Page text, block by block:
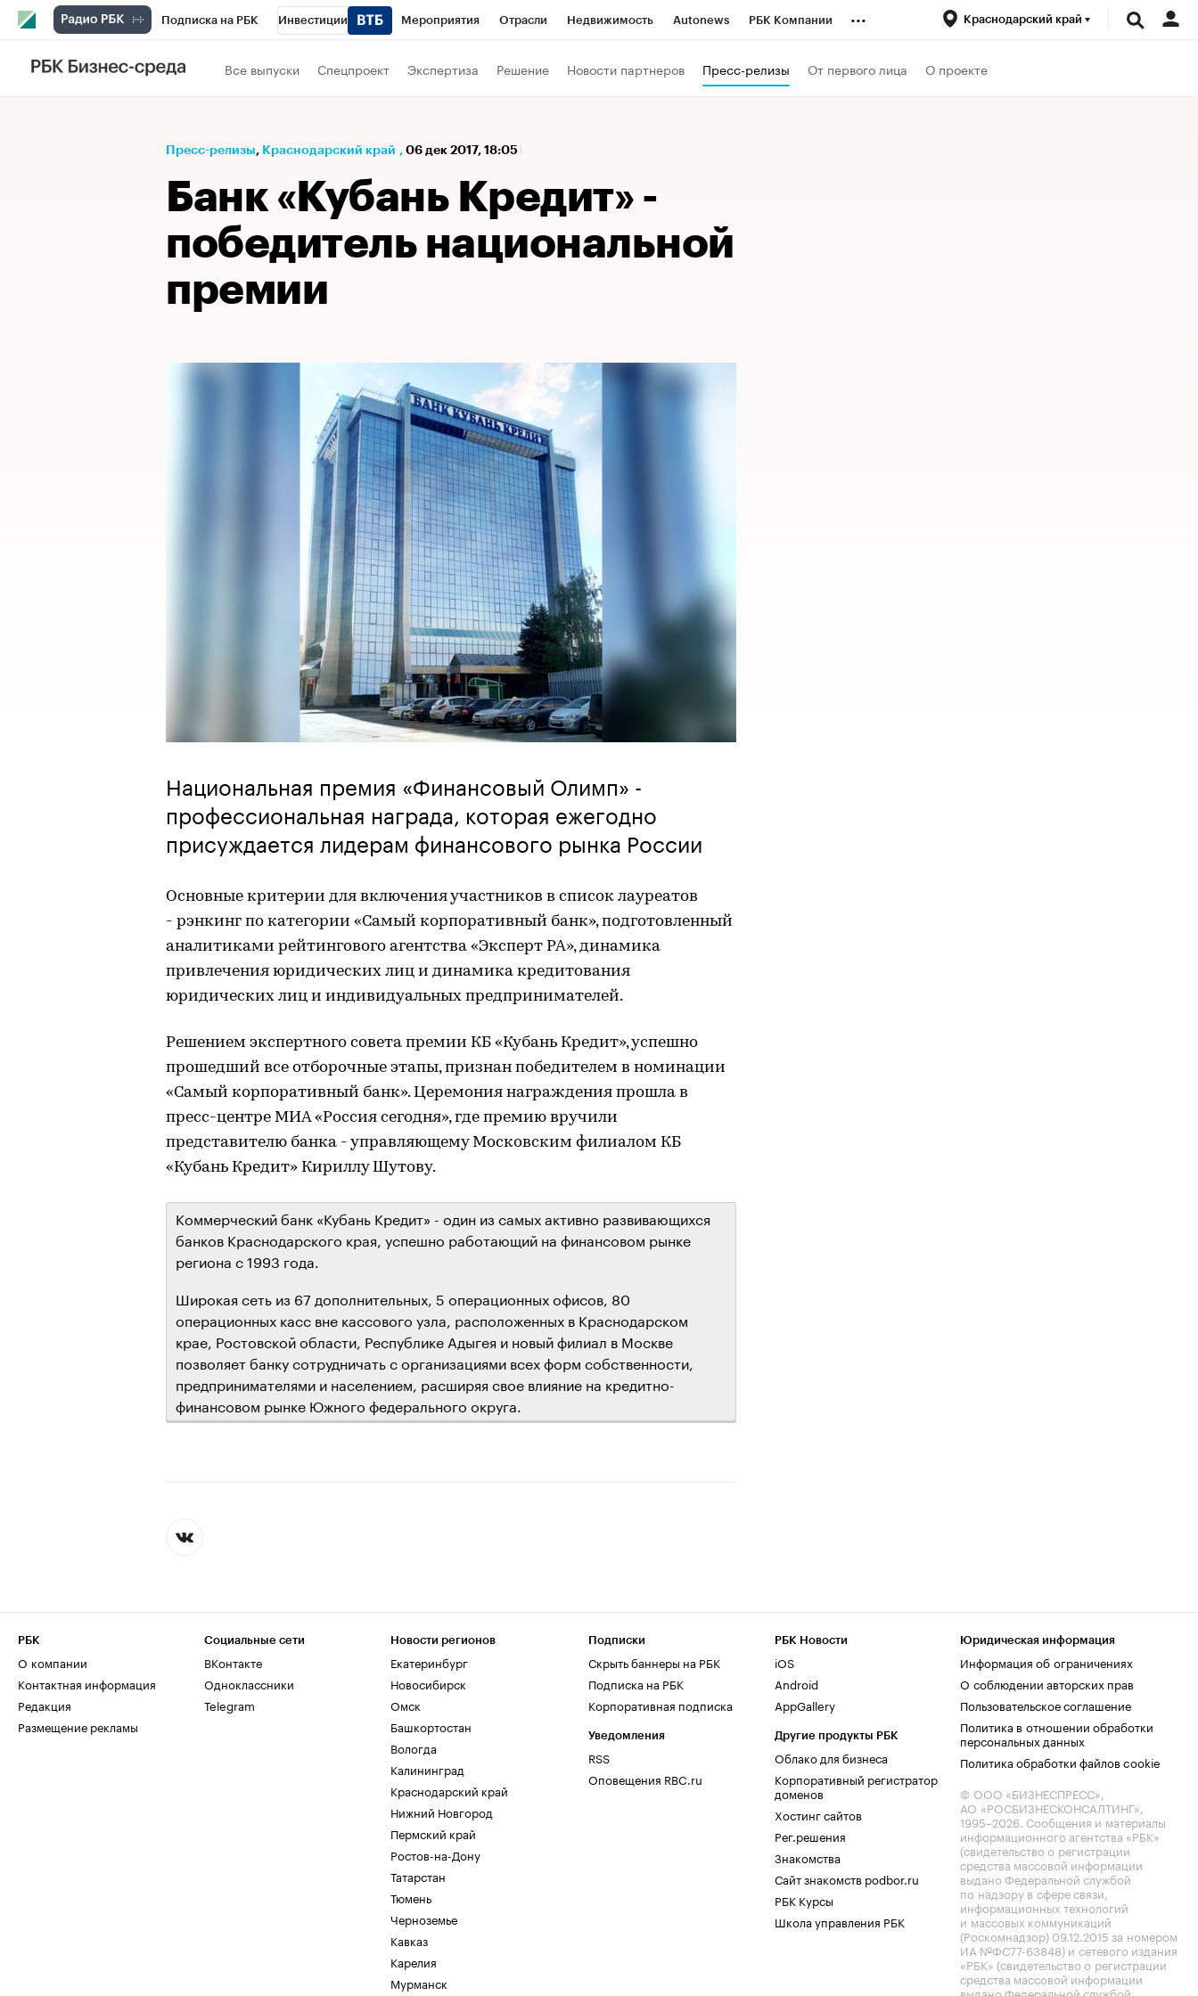
Подписка на РБК Инвестиции Мероприятия Отрасли Недвижимость Autonews РБК Компании
Телеканал
Спецпроекты Проверка контрагентов Политика
... Краснодарский край
Все выпуски Спецпроект Экспертиза Решение Новости партнеров Пресс-релизы От первого лица О проекте
Пресс-релизы⁠, Краснодарский край , 06 дек 2017, 18:05
Банк «Кубань Кредит» -
победитель национальной
премии
Национальная премия «Финансовый Олимп» -
профессиональная награда, которая ежегодно
присуждается лидерам финансового рынка России
Основные критерии для включения участников в список лауреатов
- рэнкинг по категории «Самый корпоративный банк», подготовленный
аналитиками рейтингового агентства «Эксперт РА», динамика
привлечения юридических лиц и динамика кредитования
юридических лиц и индивидуальных предпринимателей.
Решением экспертного совета премии КБ «Кубань Кредит», успешно
прошедший все отборочные этапы, признан победителем в номинации
«Самый корпоративный банк». Церемония награждения прошла в
пресс-центре МИА «Россия сегодня», где премию вручили
представителю банка - управляющему Московским филиалом КБ
«Кубань Кредит» Кириллу Шутову.
Коммерческий банк «Кубань Кредит» - один из самых активно развивающихся
банков Краснодарского края, успешно работающий на финансовом рынке
региона с 1993 года.
Широкая сеть из 67 дополнительных, 5 операционных офисов, 80
операционных касс вне кассового узла, расположенных в Краснодарском
крае, Ростовской области, Республике Адыгея и новый филиал в Москве
позволяет банку сотрудничать с организациями всех форм собственности,
предпринимателями и населением, расширяя свое влияние на кредитно-
финансовом рынке Южного федерального округа.
РБК
О компании
Контактная информация
Редакция
Размещение рекламы
Социальные сети
ВКонтакте
Одноклассники
Telegram
Новости регионов
Екатеринбург
Новосибирск
Омск
Башкортостан
Вологда
Калининград
Краснодарский край
Нижний Новгород
Пермский край
Ростов-на-Дону
Татарстан
Тюмень
Черноземье
Кавказ
Карелия
Мурманск
Подписки
Скрыть баннеры на РБК
Подписка на РБК
Корпоративная подписка
Уведомления
RSS
Оповещения RBC.ru
РБК Новости
iOS
Android
AppGallery
Другие продукты РБК
Облако для бизнеса
Корпоративный регистратор
доменов
Хостинг сайтов
Рег.решения
Знакомства
Сайт знакомств podbor.ru
РБК Курсы
Школа управления РБК
Юридическая информация
Информация об ограничениях
О соблюдении авторских прав
Пользовательское соглашение
Политика в отношении обработки
персональных данных
Политика обработки файлов cookie
© ООО «БИЗНЕСПРЕСС»,
АО «РОСБИЗНЕСКОНСАЛТИНГ»,
1995–2026. Сообщения и материалы
информационного агентства «РБК»
(свидетельство о регистрации
средства массовой информации
выдано Федеральной службой
по надзору в сфере связи,
информационных технологий
и массовых коммуникаций
(Роскомнадзор) 09.12.2015 за номером
ИА №ФС77-63848) и сетевого издания
«РБК» (свидетельство о регистрации
средства массовой информации
выдано Федеральной службой